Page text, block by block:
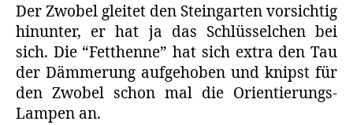
Der Zwobel gleitet den Steingarten vorsichtig
hinunter, er hat ja das Schlüsselchen bei
sich. Die “Fetthenne” hat sich extra den Tau
der Dämmerung aufgehoben und knipst für
den Zwobel schon mal die Orientierungs-
Lampen an.